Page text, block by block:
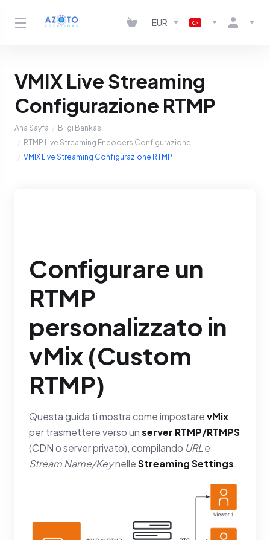
EUR
VMIX Live Streaming
Configurazione RTMP
Ana Sayfa
Bilgi Bankası
RTMP Live Streaming Encoders Configurazione
VMIX Live Streaming Configurazione RTMP
Configurare un
RTMP
personalizzato in
vMix (Custom
RTMP)
Questa guida ti mostra come impostarevMix
per trasmettere verso unserver RTMP/RTMPS
(CDN o server privato), compilando URLe
Stream Name/KeynelleStreaming Settings.